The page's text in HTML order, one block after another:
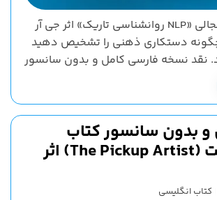
رمزگشایی کتاب جنجالی «NLP روانشناسی تاریک» اثر جی آر
دستکاری ذهنی را تشخیص دهید
نقد نسخه فارسی کامل و بدون سانسور
و بدون سانسور کتاب
پیکاپ آرتیست (The Pickup Artist) اثر
کتاب انگلیسی